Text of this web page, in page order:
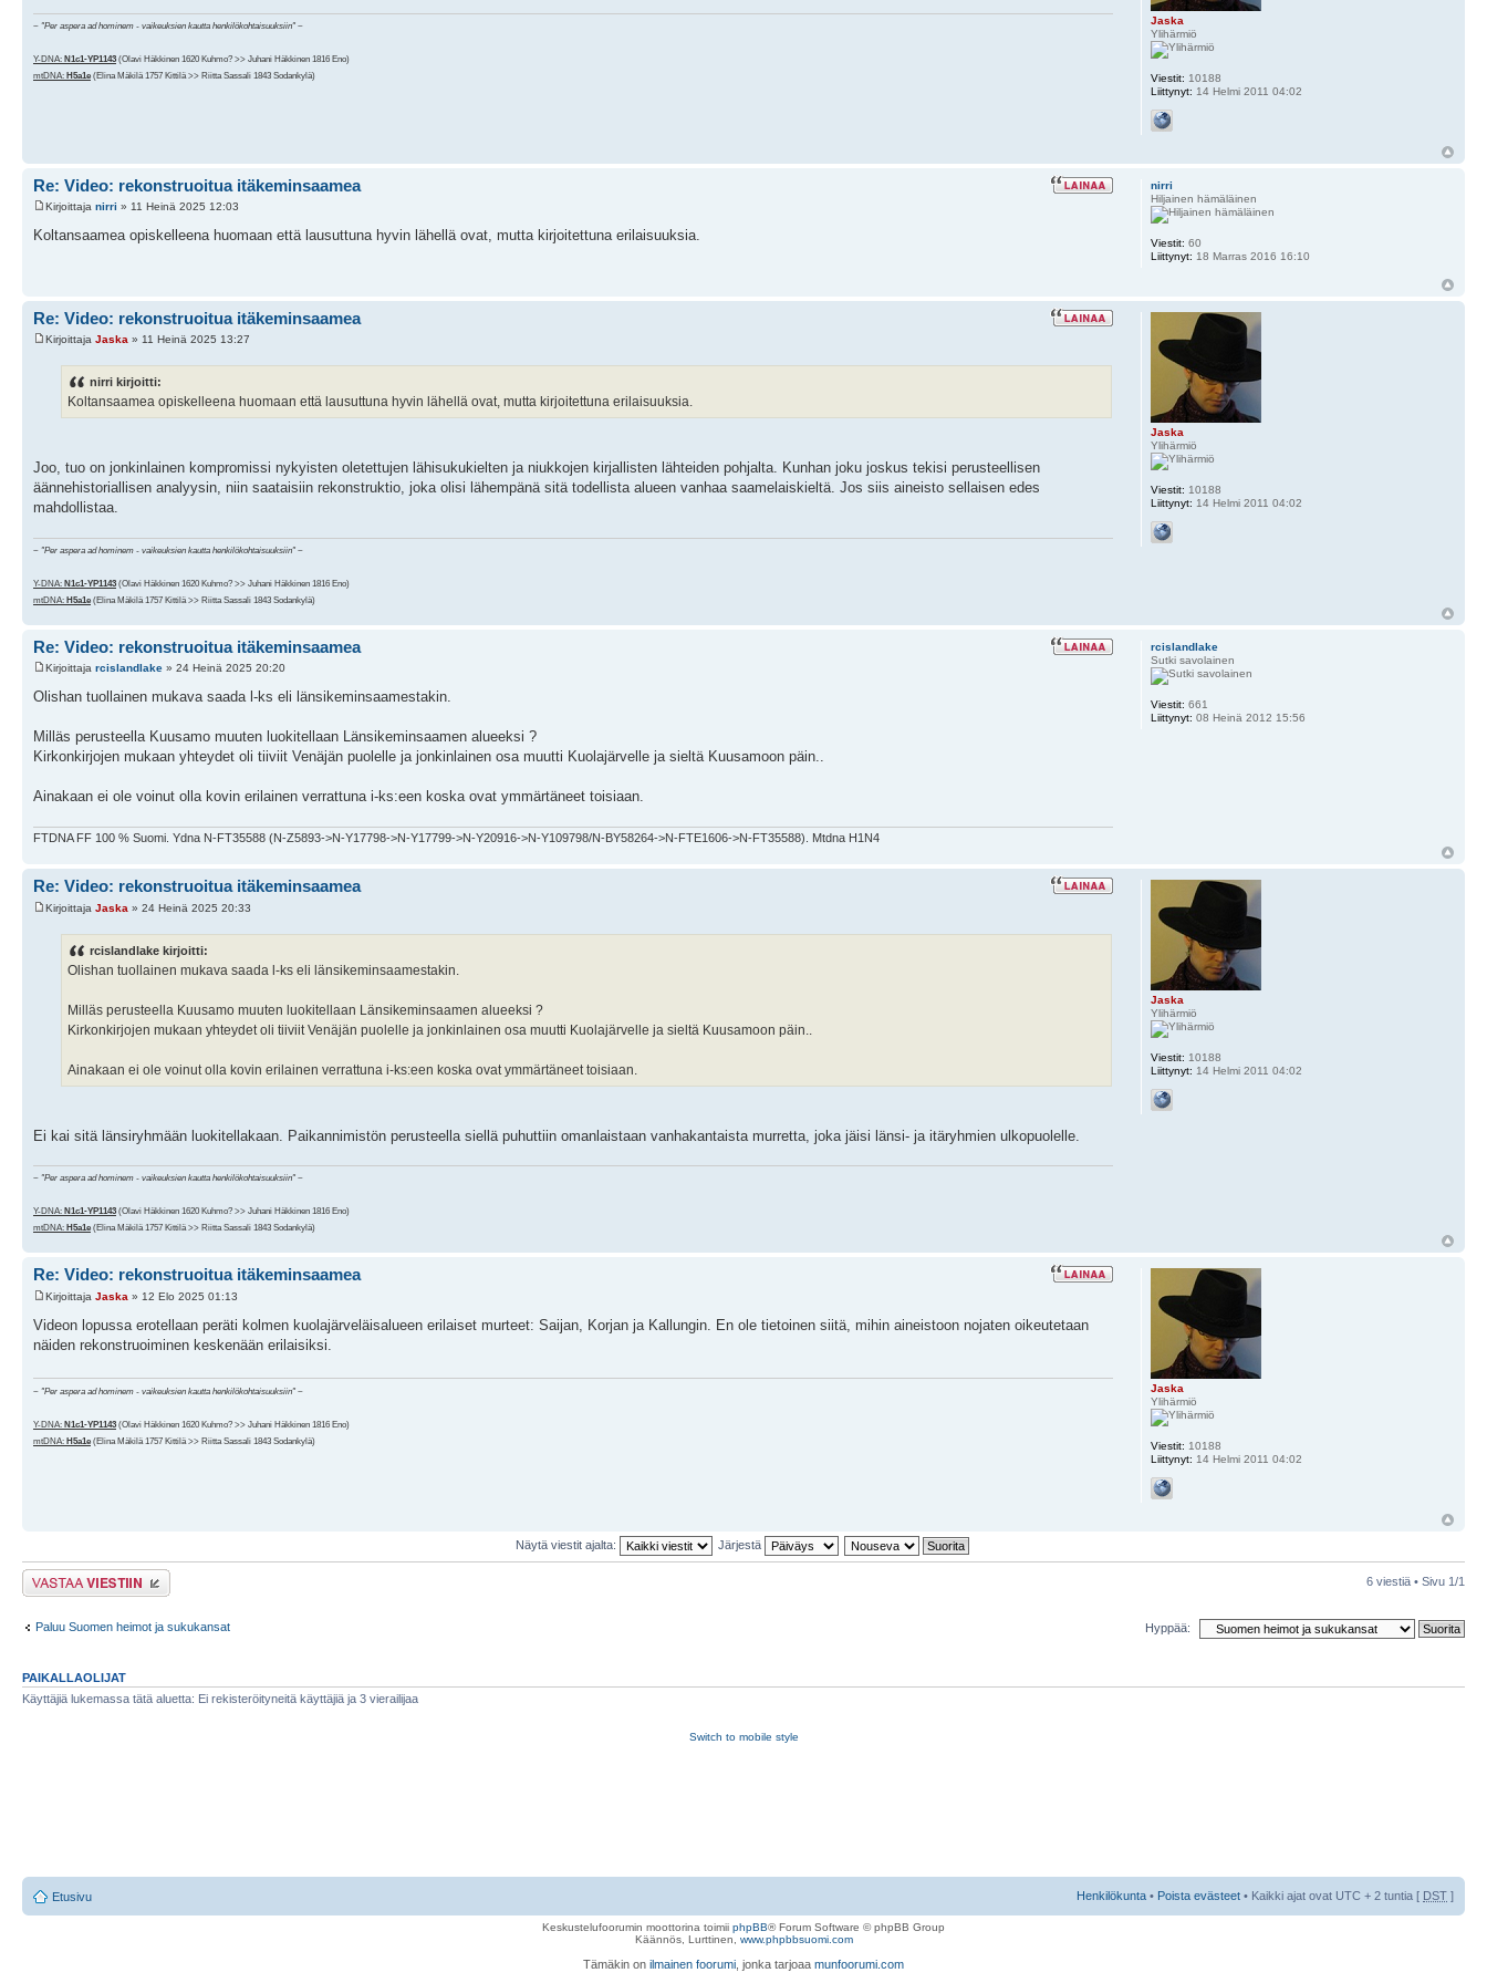
~ "Per aspera ad hominem - vaikeuksien kautta henkilökohtaisuuksiin" ~
Y-DNA: N1c1-YP1143 (Olavi Häkkinen 1620 Kuhmo? >> Juhani Häkkinen 1816 Eno)
mtDNA: H5a1e (Elina Mäkilä 1757 Kittilä >> Riitta Sassali 1843 Sodankylä)
Jaska
Ylihärmiö
Viestit: 10188
Liittynyt: 14 Helmi 2011 04:02
Re: Video: rekonstruoitua itäkeminsaamea
Kirjoittaja nirri » 11 Heinä 2025 12:03
Koltansaamea opiskelleena huomaan että lausuttuna hyvin lähellä ovat, mutta kirjoitettuna erilaisuuksia.
nirri
Hiljainen hämäläinen
Viestit: 60
Liittynyt: 18 Marras 2016 16:10
Re: Video: rekonstruoitua itäkeminsaamea
Kirjoittaja Jaska » 11 Heinä 2025 13:27
nirri kirjoitti:
Koltansaamea opiskelleena huomaan että lausuttuna hyvin lähellä ovat, mutta kirjoitettuna erilaisuuksia.
Joo, tuo on jonkinlainen kompromissi nykyisten oletettujen lähisukukielten ja niukkojen kirjallisten lähteiden pohjalta. Kunhan joku joskus tekisi perusteellisen
äännehistoriallisen analyysin, niin saataisiin rekonstruktio, joka olisi lähempänä sitä todellista alueen vanhaa saamelaiskieltä. Jos siis aineisto sellaisen edes
mahdollistaa.
~ "Per aspera ad hominem - vaikeuksien kautta henkilökohtaisuuksiin" ~
Y-DNA: N1c1-YP1143 (Olavi Häkkinen 1620 Kuhmo? >> Juhani Häkkinen 1816 Eno)
mtDNA: H5a1e (Elina Mäkilä 1757 Kittilä >> Riitta Sassali 1843 Sodankylä)
Jaska
Ylihärmiö
Viestit: 10188
Liittynyt: 14 Helmi 2011 04:02
Re: Video: rekonstruoitua itäkeminsaamea
Kirjoittaja rcislandlake » 24 Heinä 2025 20:20
Olishan tuollainen mukava saada l-ks eli länsikeminsaamestakin.
Milläs perusteella Kuusamo muuten luokitellaan Länsikeminsaamen alueeksi ?
Kirkonkirjojen mukaan yhteydet oli tiiviit Venäjän puolelle ja jonkinlainen osa muutti Kuolajärvelle ja sieltä Kuusamoon päin..
Ainakaan ei ole voinut olla kovin erilainen verrattuna i-ks:een koska ovat ymmärtäneet toisiaan.
FTDNA FF 100 % Suomi. Ydna N-FT35588 (N-Z5893->N-Y17798->N-Y17799->N-Y20916->N-Y109798/N-BY58264->N-FTE1606->N-FT35588). Mtdna H1N4
rcislandlake
Sutki savolainen
Viestit: 661
Liittynyt: 08 Heinä 2012 15:56
Re: Video: rekonstruoitua itäkeminsaamea
Kirjoittaja Jaska » 24 Heinä 2025 20:33
rcislandlake kirjoitti:
Olishan tuollainen mukava saada l-ks eli länsikeminsaamestakin.
Milläs perusteella Kuusamo muuten luokitellaan Länsikeminsaamen alueeksi ?
Kirkonkirjojen mukaan yhteydet oli tiiviit Venäjän puolelle ja jonkinlainen osa muutti Kuolajärvelle ja sieltä Kuusamoon päin..
Ainakaan ei ole voinut olla kovin erilainen verrattuna i-ks:een koska ovat ymmärtäneet toisiaan.
Ei kai sitä länsiryhmään luokitellakaan. Paikannimistön perusteella siellä puhuttiin omanlaistaan vanhakantaista murretta, joka jäisi länsi- ja itäryhmien ulkopuolelle.
~ "Per aspera ad hominem - vaikeuksien kautta henkilökohtaisuuksiin" ~
Y-DNA: N1c1-YP1143 (Olavi Häkkinen 1620 Kuhmo? >> Juhani Häkkinen 1816 Eno)
mtDNA: H5a1e (Elina Mäkilä 1757 Kittilä >> Riitta Sassali 1843 Sodankylä)
Jaska
Ylihärmiö
Viestit: 10188
Liittynyt: 14 Helmi 2011 04:02
Re: Video: rekonstruoitua itäkeminsaamea
Kirjoittaja Jaska » 12 Elo 2025 01:13
Videon lopussa erotellaan peräti kolmen kuolajärveläisalueen erilaiset murteet: Saijan, Korjan ja Kallungin. En ole tietoinen siitä, mihin aineistoon nojaten oikeutetaan
näiden rekonstruoiminen keskenään erilaisiksi.
~ "Per aspera ad hominem - vaikeuksien kautta henkilökohtaisuuksiin" ~
Y-DNA: N1c1-YP1143 (Olavi Häkkinen 1620 Kuhmo? >> Juhani Häkkinen 1816 Eno)
mtDNA: H5a1e (Elina Mäkilä 1757 Kittilä >> Riitta Sassali 1843 Sodankylä)
Jaska
Ylihärmiö
Viestit: 10188
Liittynyt: 14 Helmi 2011 04:02
Näytä viestit ajalta: Järjestä
Lähetä vastaus 6 viestiä • Sivu 1/1
Paluu Suomen heimot ja sukukansat Hyppää:
PAIKALLAOLIJAT
Käyttäjiä lukemassa tätä aluetta: Ei rekisteröityneitä käyttäjiä ja 3 vierailijaa
Switch to mobile style
Etusivu Henkilökunta • Poista evästeet • Kaikki ajat ovat UTC + 2 tuntia [ DST ]
Keskustelufoorumin moottorina toimii phpBB® Forum Software © phpBB Group
Käännös, Lurttinen, www.phpbbsuomi.com
Tämäkin on ilmainen foorumi , jonka tarjoaa munfoorumi.com